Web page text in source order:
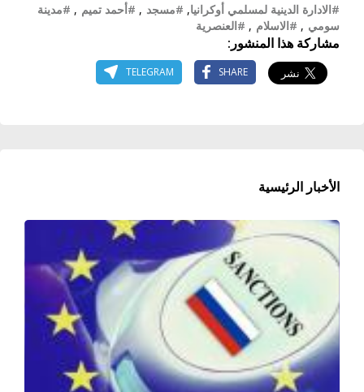
#الادارة الدينية لمسلمي أوكرانيا, #مسجد , #أحمد تميم , #مدينة
سومي , #الاسلام , #العنصرية
مشاركة هذا المنشور:
SHARE
TELEGRAM
الأخبار الرئيسية